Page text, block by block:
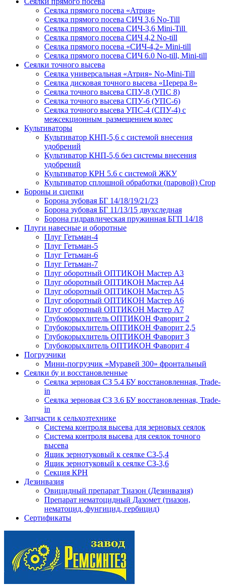
Сеялка прямого посева «Атрия»
Сеялка прямого посева СИЧ 3,6 No-Till
Сеялка прямого посева СИЧ-3,6 Mini-Till
Сеялка прямого посева СИЧ 4,2 No-till
Сеялка прямого посева «СИЧ-4,2» Mini-till
Сеялка прямого посева СИЧ 6.0 No-till, Mini-till
Сеялки точного высева
Сеялка универсальная «Атрия» No-Mini-Till
Сеялка дисковая точного высева «Церера 8»
Сеялка точного высева СПУ-8 (УПС 8)
Сеялка точного высева СПУ-6 (УПС-6)
Сеялка точного высева УПС-4 (СПУ-4) с
межсекционным размещением колес
Культиваторы
Культиватор КНП-5,6 с системой внесения
удобрений
Культиватор КНП-5,6 без системы внесения
удобрений
Культиватор КРН 5.6 с системой ЖКУ
Культиватор сплошной обработки (паровой) Crop
Бороны и сцепки
Борона зубовая БГ 14/18/19/21/23
Борона зубовая БГ 11/13/15 двухследная
Борона гидравлическая пружинная БГП 14/18
Плуги навесные и оборотные
Плуг Гетьман-4
Плуг Гетьман-5
Плуг Гетьман-6
Плуг Гетьман-7
Плуг оборотный ОПТИКОН Мастер А3
Плуг оборотный ОПТИКОН Мастер А4
Плуг оборотный ОПТИКОН Мастер А5
Плуг оборотный ОПТИКОН Мастер А6
Плуг оборотный ОПТИКОН Мастер А7
Глубокорыхлитель ОПТИКОН Фаворит 2
Глубокорыхлитель ОПТИКОН Фаворит 2,5
Глубокорыхлитель ОПТИКОН Фаворит 3
Глубокорыхлитель ОПТИКОН Фаворит 4
Погрузчики
Мини-погрузчик «Муравей 300» фронтальный
Сеялки бу и восстановленные
Сеялка зерновая СЗ 5.4 БУ восстановленная, Trade-
in
Сеялка зерновая СЗ 3.6 БУ восстановленная, Trade-
in
Запчасти к сельхозтехнике
Система контроля высева для зерновых сеялок
Система контроля высева для сеялок точного
высева
Ящик зернотуковый к сеялке СЗ-5,4
Ящик зернотуковый к сеялке СЗ-3,6
Секция КРН
Дезинвазия
Овицидный препарат Тиазон (Дезинвазия)
Препарат нематоцидный Дазомет (тиазон,
нематоцид, фунгицид, гербицид)
Сертификаты